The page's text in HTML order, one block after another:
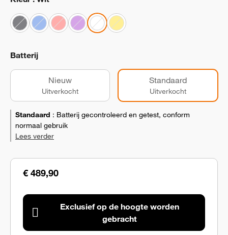
€ 489,90
Exclusief op de hoogte worden
gebracht
Batterij
Nieuw
Uitverkocht
Standaard
Uitverkocht
Standaard : Batterij gecontroleerd en getest, conform
normaal gebruik
Lees verder